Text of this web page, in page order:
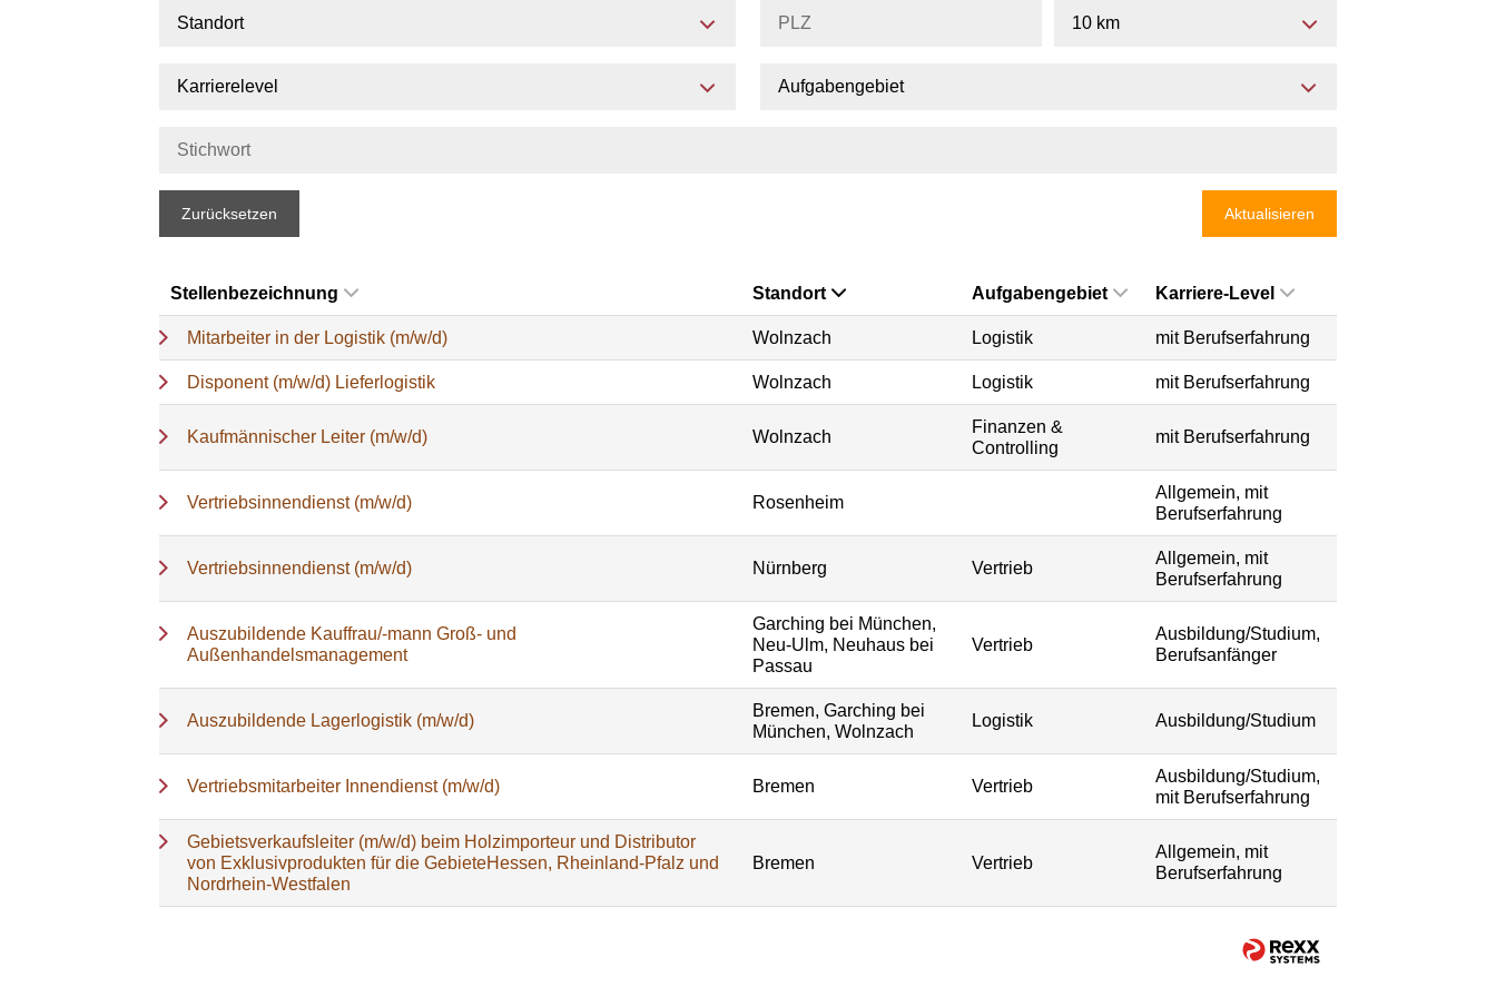
Standort 10 km
Karrierelevel Aufgabengebiet
Zurücksetzen Aktualisieren
Stellenbezeichnung Standort Aufgabengebiet Karriere-Level
Mitarbeiter in der Logistik (m/w/d) Wolnzach Logistik mit Berufserfahrung
Disponent (m/w/d) Lieferlogistik Wolnzach Logistik mit Berufserfahrung
Kaufmännischer Leiter (m/w/d) Wolnzach
Finanzen &
Controlling
mit Berufserfahrung
Vertriebsinnendienst (m/w/d) Rosenheim
Allgemein, mit
Berufserfahrung
Vertriebsinnendienst (m/w/d) Nürnberg Vertrieb
Allgemein, mit
Berufserfahrung
Auszubildende Kauffrau/-mann Groß- und
Außenhandelsmanagement
Garching bei München,
Neu-Ulm, Neuhaus bei
Passau
Vertrieb
Ausbildung/Studium,
Berufsanfänger
Auszubildende Lagerlogistik (m/w/d)
Bremen, Garching bei
München, Wolnzach
Logistik Ausbildung/Studium
Vertriebsmitarbeiter Innendienst (m/w/d) Bremen Vertrieb
Ausbildung/Studium,
mit Berufserfahrung
Gebietsverkaufsleiter (m/w/d) beim Holzimporteur und Distributor
von Exklusivprodukten für die GebieteHessen, Rheinland-Pfalz und
Nordrhein-Westfalen
Bremen Vertrieb
Allgemein, mit
Berufserfahrung